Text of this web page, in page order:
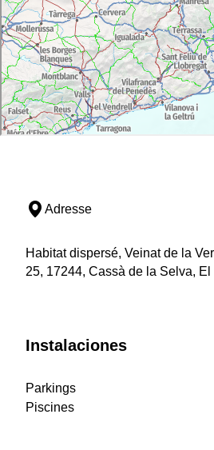
Adresse
Habitat dispersé, Veinat de la
25, 17244, Cassà de la Selva,
Instalaciones
Parkings
Piscines